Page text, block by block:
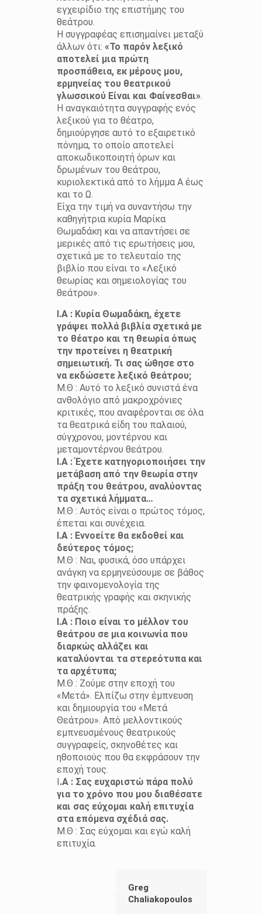
εγχειρίδιο της επιστήμης του
θεάτρου.
Η συγγραφέας επισημαίνει μεταξύ
άλλων ότι: «Το παρόν λεξικό
αποτελεί μια πρώτη
προσπάθεια, εκ μέρους μου,
ερμηνείας του θεατρικού
γλωσσικού Είναι και Φαίνεσθαι».
Η αναγκαιότητα συγγραφής ενός
λεξικού για το θέατρο,
δημιούργησε αυτό το εξαιρετικό
πόνημα, το οποίο αποτελεί
αποκωδικοποιητή όρων και
δρωμένων του θεάτρου,
κυριολεκτικά από το λήμμα Α έως
και το Ω.
Είχα την τιμή να συναντήσω την
καθηγήτρια κυρία Μαρίκα
Θωμαδάκη και να απαντήσει σε
μερικές από τις ερωτήσεις μου,
σχετικά με το τελευταίο της
βιβλίο που είναι το «Λεξικό
θεωρίας και σημειολογίας του
θεάτρου».
Ι.Α : Κυρία Θωμαδάκη, έχετε
γράψει πολλά βιβλία σχετικά με
το θέατρο και τη θεωρία όπως
την προτείνει η θεατρική
σημειωτική. Τι σας ώθησε στο
να εκδώσετε λεξικό θεάτρου;
Μ.Θ : Αυτό το λεξικό συνιστά ένα
ανθολόγιο από μακροχρόνιες
κριτικές, που αναφέρονται σε όλα
τα θεατρικά είδη του παλαιού,
σύγχρονου, μοντέρνου και
μεταμοντέρνου θεάτρου.
Ι.Α : Έχετε κατηγοριοποιήσει την
μετάβαση από την θεωρία στην
πράξη του θεάτρου, αναλύοντας
τα σχετικά λήμματα…
Μ.Θ : Αυτός είναι ο πρώτος τόμος,
έπεται και συνέχεια.
Ι.Α : Εννοείτε θα εκδοθεί και
δεύτερος τόμος;
Μ.Θ : Ναι, φυσικά, όσο υπάρχει
ανάγκη να ερμηνεύσουμε σε βάθος
την φαινομενολογία της
θεατρικής γραφής και σκηνικής
πράξης.
Ι.Α : Ποιο είναι το μέλλον του
θεάτρου σε μια κοινωνία που
διαρκώς αλλάζει και
καταλύονται τα στερεότυπα και
τα αρχέτυπα;
Μ.Θ : Ζούμε στην εποχή του
«Μετά». Ελπίζω στην έμπνευση
και δημιουργία του «Μετά
Θεάτρου». Από μελλοντικούς
εμπνευσμένους θεατρικούς
συγγραφείς, σκηνοθέτες και
ηθοποιούς που θα εκφράσουν την
εποχή τους.
.Α : Σας ευχαριστώ πάρα πολύ
για το χρόνο που μου διαθέσατε
και σας εύχομαι καλή επιτυχία
στα επόμενα σχέδιά σας.
Μ.Θ : Σας εύχομαι και εγώ καλή
επιτυχία.
Greg
Chaliakopoulos